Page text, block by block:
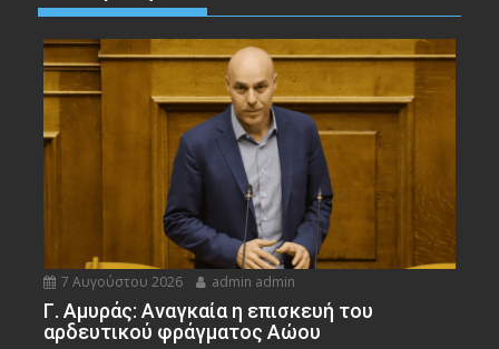
7 Αυγούστου 2026 admin admin
Γ. Αμυράς: Αναγκαία η επισκευή του
αρδευτικού φράγματος Αώου